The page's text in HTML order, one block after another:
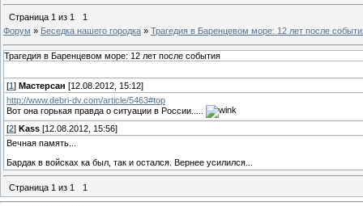
Страница 1 из 1
1
Форум » Беседка нашего городка » Трагедия в Баренцевом море: 12 лет после
Трагедия в Баренцевом море: 12 лет после события
[1 ] Мастерсан [12.08.2012, 15:12]
http://www.debri-dv.com/article/5463#top
Вот она горькая правда о ситуации в России.....
[2] Kass [12.08.2012, 15:56]
Вечная память...
Бардак в войсках ка был, так и остался. Вернее усилился...
Страница 1 из 1 1